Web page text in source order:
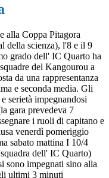
alla Coppa Pitagora
della scienza), l'8 e il 9
grado dell' IC Quarto ha
del Kangourou a
da una rappresentanza
e seconda media. Gli
serietà impegnandosi
gara prevedeva 7
i ruoli di capitano e
venerdì pomeriggio
sabato mattina I 10/4
dell' IC Quarto)
sono impegnati sino alla
ultimi 3 minuti